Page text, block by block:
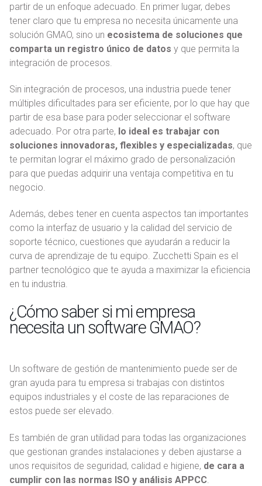
partir de un enfoque adecuado. En primer lugar, debes
tener claro que tu empresa no necesita únicamente una
solución GMAO, sino un ecosistema de soluciones que
comparta un registro único de datos y que permita la
integración de procesos.
Sin integración de procesos, una industria puede tener
múltiples dificultades para ser eficiente, por lo que hay que
partir de esa base para poder seleccionar el software
adecuado. Por otra parte, lo ideal es trabajar con
soluciones innovadoras, flexibles y especializadas, que
te permitan lograr el máximo grado de personalización
para que puedas adquirir una ventaja competitiva en tu
negocio.
Además, debes tener en cuenta aspectos tan importantes
como la interfaz de usuario y la calidad del servicio de
soporte técnico, cuestiones que ayudarán a reducir la
curva de aprendizaje de tu equipo. Zucchetti Spain es el
partner tecnológico que te ayuda a maximizar la eficiencia
en tu industria.
¿Cómo saber si mi empresa
necesita un software GMAO?
Un software de gestión de mantenimiento puede ser de
gran ayuda para tu empresa si trabajas con distintos
equipos industriales y el coste de las reparaciones de
estos puede ser elevado.
Es también de gran utilidad para todas las organizaciones
que gestionan grandes instalaciones y deben ajustarse a
unos requisitos de seguridad, calidad e higiene, de cara a
cumplir con las normas ISO y análisis APPCC